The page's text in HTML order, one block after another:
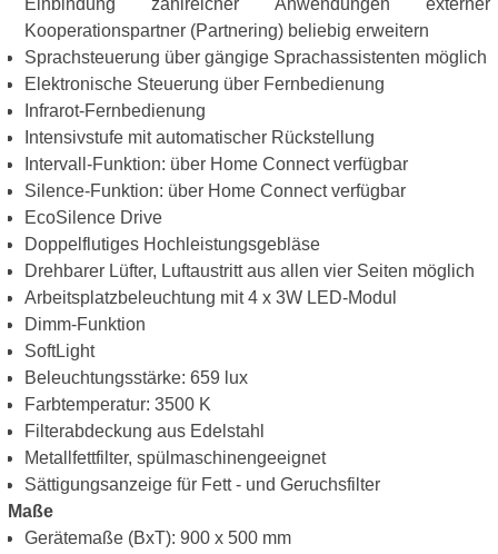
Einbindung zahlreicher Anwendungen externer
Kooperationspartner (Partnering) beliebig erweitern
Sprachsteuerung über gängige Sprachassistenten möglich
Elektronische Steuerung über Fernbedienung
Infrarot-Fernbedienung
Intensivstufe mit automatischer Rückstellung
Intervall-Funktion: über Home Connect verfügbar
Silence-Funktion: über Home Connect verfügbar
EcoSilence Drive
Doppelflutiges Hochleistungsgebläse
Drehbarer Lüfter, Luftaustritt aus allen vier Seiten möglich
Arbeitsplatzbeleuchtung mit 4 x 3W LED-Modul
Dimm-Funktion
SoftLight
Beleuchtungsstärke: 659 lux
Farbtemperatur: 3500 K
Filterabdeckung aus Edelstahl
Metallfettfilter, spülmaschinengeeignet
Sättigungsanzeige für Fett - und Geruchsfilter
Maße
Gerätemaße (BxT): 900 x 500 mm